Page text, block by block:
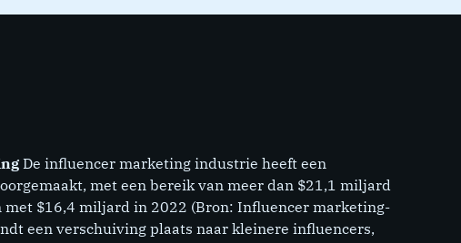
De influencer marketing industrie heeft een
met een bereik van meer dan $21,1 miljard
met $16,4 miljard in 2022 (Bron: Influencer marketing-
een verschuiving plaats naar kleinere influencers,